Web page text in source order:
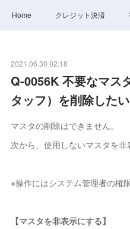
Home クレジット決済
2021.06.30 02:18
Q-0056K 不要なマス
タッフ）を削除したい
マスタの削除はできません。
次から、使用しないマスタを非
※操作にはシステム管理者の権
【マスタを非表示にする】